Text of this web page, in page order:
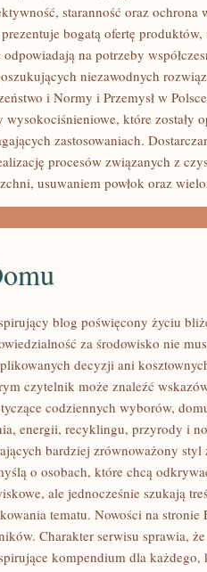
staranność oraz ochrona
bogatą ofertę produktów,
na potrzeby
niezawodnych
i Normy i Przemysł w
wysokociśnieniowe, które zostały
zastosowaniach.
procesów związanych z
usuwaniem powłok oraz
blog poświęcony życiu
za środowisko nie
decyzji ani
czytelnik może znaleźć
codziennych wyborów,
energii, recyklingu, przyrody i
bardziej zrównoważony styl
o osobach, które chcą
ale jednocześnie szukają
tematu. Nowości na
Charakter serwisu sprawia,
kompendium dla każdego,